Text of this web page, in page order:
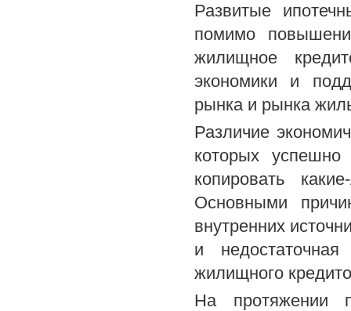
Развитые
помимо
жилищное
экономики и
рынка и рынка
Различие
которых
копировать
Основными
внутренних
и недостаточная
жилищного
На протяжении